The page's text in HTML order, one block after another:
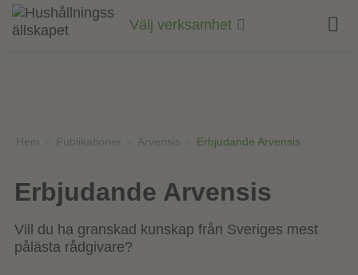
Till
innehåll
på
Välj verksamhet
Hem Publikationer Arvensis Erbjudande Arvensis
Erbjudande Arvensis
Vill du ha granskad kunskap från Sveriges mest
pålästa rådgivare?